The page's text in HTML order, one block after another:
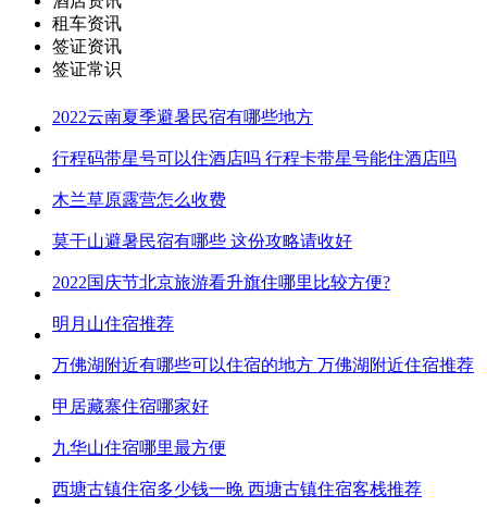
租车资讯
签证资讯
签证常识
2022云南夏季避暑民宿有哪些地方
行程码带星号可以住酒店吗 行程卡带星号能住酒店吗
木兰草原露营怎么收费
莫干山避暑民宿有哪些 这份攻略请收好
2022国庆节北京旅游看升旗住哪里比较方便?
明月山住宿推荐
万佛湖附近有哪些可以住宿的地方 万佛湖附近住宿推荐
甲居藏寨住宿哪家好
九华山住宿哪里最方便
西塘古镇住宿多少钱一晚 西塘古镇住宿客栈推荐